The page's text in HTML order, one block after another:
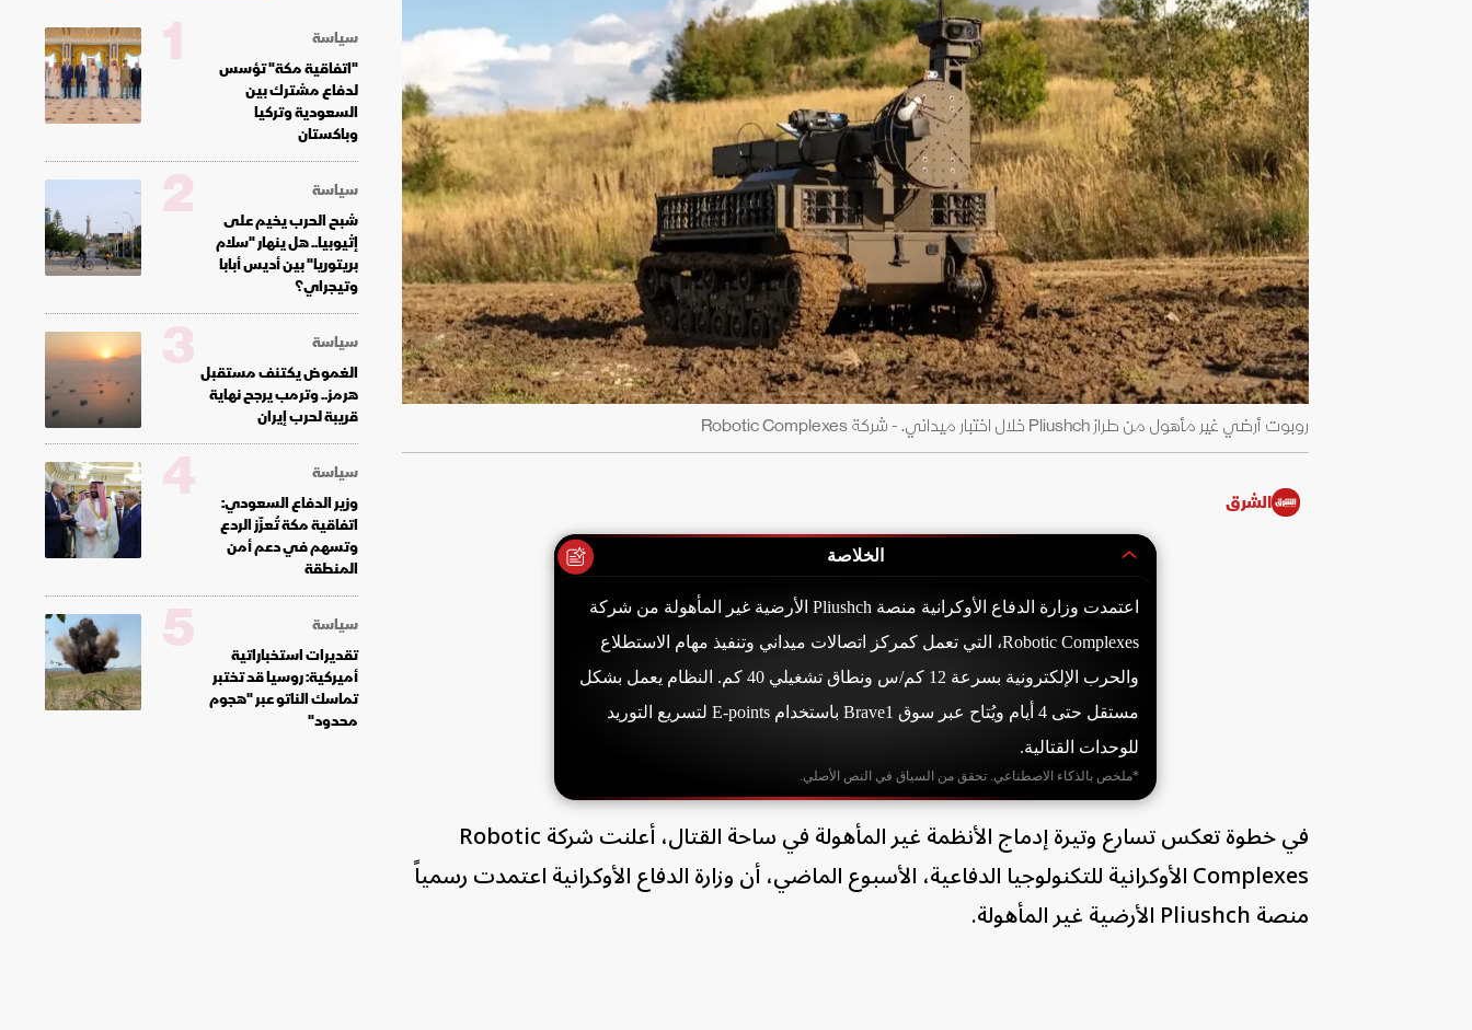
روبوت أرضي غير مأهول من طراز Pliushch خلال اختبار ميداني. - شركة Robotic Complexes
الشرق
الخلاصة
اعتمدت وزارة الدفاع الأوكرانية منصة Pliushch الأرضية غير المأهولة من شركة
Robotic Complexes، التي تعمل كمركز اتصالات ميداني وتنفيذ مهام الاستطلاع
والحرب الإلكترونية بسرعة 12 كم/س ونطاق تشغيلي 40 كم. النظام يعمل بشكل
مستقل حتى 4 أيام ويُتاح عبر سوق Brave1 باستخدام E-points لتسريع التوريد
للوحدات القتالية.
*ملخص بالذكاء الاصطناعي. تحقق من السياق في النص الأصلي.
في خطوة تعكس تسارع وتيرة إدماج الأنظمة غير المأهولة في ساحة القتال، أعلنت شركة Robotic
Complexes الأوكرانية للتكنولوجيا الدفاعية، الأسبوع الماضي، أن وزارة الدفاع الأوكرانية اعتمدت رسمياً
منصة Pliushch الأرضية غير المأهولة.
سياسة
"اتفاقية مكة" تؤسس
لدفاع مشترك بين
السعودية وتركيا
وباكستان
1
سياسة
شبح الحرب يخيم على
إثيوبيا.. هل ينهار "سلام
بريتوريا" بين أديس أبابا
وتيجراي؟
2
سياسة
الغموض يكتنف مستقبل
هرمز.. وترمب يرجح نهاية
قريبة لحرب إيران
3
سياسة
وزير الدفاع السعودي:
اتفاقية مكة تُعزّز الردع
وتسهم في دعم أمن
المنطقة
4
سياسة
تقديرات استخباراتية
أميركية: روسيا قد تختبر
تماسك الناتو عبر "هجوم
محدود"
5